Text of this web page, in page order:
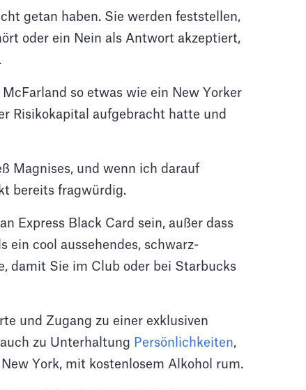
getan haben. Sie werden feststellen,
oder ein Nein als Antwort akzeptiert,
so etwas wie ein New Yorker
Risikokapital aufgebracht hatte und
Magnises, und wenn ich darauf
bereits fragwürdig.
Express Black Card sein, außer dass
ein cool aussehendes, schwarz-
damit Sie im Club oder bei Starbucks
und Zugang zu einer exklusiven
zu Unterhaltung Persönlichkeiten,
York, mit kostenlosem Alkohol rum.